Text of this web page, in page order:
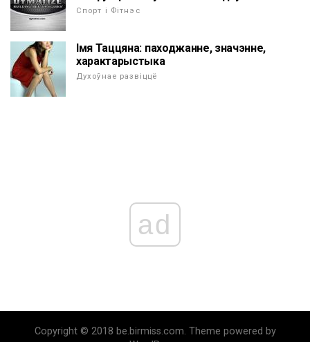
Спорт і Фітнэс
Імя Таццяна: паходжанне, значэнне,
характарыстыка
Духоўнае развіццё
ad
Copyright © 2018 be.birmiss.com. Theme powered by